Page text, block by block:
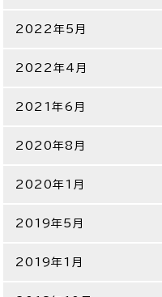
2022年5月
2022年4月
2021年6月
2020年8月
2020年1月
2019年5月
2019年1月